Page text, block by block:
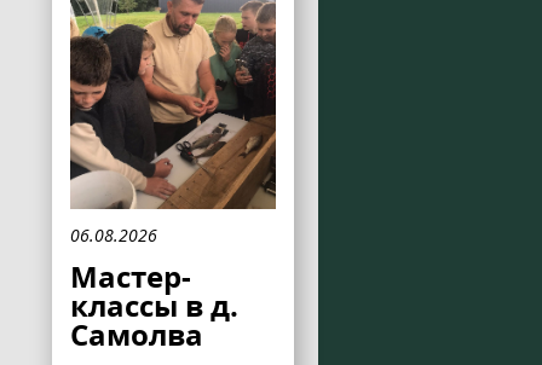
06.08.2026
Мастер-
классы в д.
Самолва